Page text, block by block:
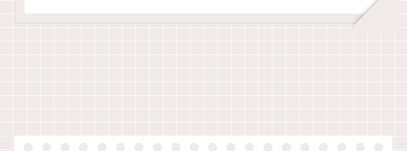
動画 】をテキスト要約